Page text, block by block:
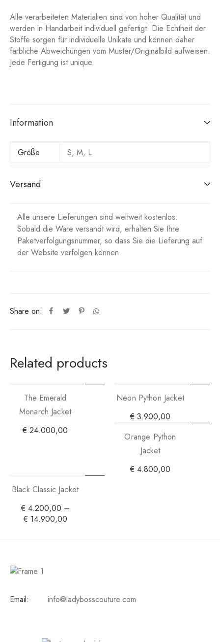
Share on:
Alle verarbeiteten Materialien sind von hoher Qualität und
werden in Handarbeit individuell gefertigt. Die Echtheit der
Stoffe sorgen für individuelle Unikate und können daher
farbliche Abweichungen vom Muster/Originalbild aufweisen.
Jede Fertigung ist unique.
Information
Größe S, M, L
Versand
Alle unsere Lieferungen sind weltweit kostenlos.
Sobald die Ware versandt wird, erhalten Sie Ihre
Paketverfolgungsnummer, so dass Sie die Lieferung auf
der Website verfolgen können.
Related products
The Emerald
Monarch Jacket
€ 24.000,00
Neon Python Jacket
€ 3.900,00
Orange Python
Jacket
€ 4.800,00
Black Classic Jacket
€ 4.200,00 –
€ 14.900,00
Email: info@ladybosscouture.com